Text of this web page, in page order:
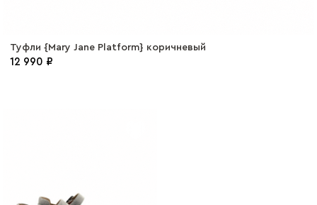
Туфли {Mary Jane Platform} коричневый
12 990 ₽